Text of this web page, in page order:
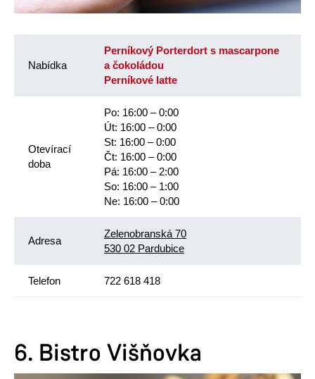
Nabídka
Perníkový Porterdort s mascarpone
a čokoládou
Perníkové latte
Otevírací
doba
Po: 16:00 – 0:00
Út: 16:00 – 0:00
St: 16:00 – 0:00
Čt: 16:00 – 0:00
Pá: 16:00 – 2:00
So: 16:00 – 1:00
Ne: 16:00 – 0:00
Adresa
Zelenobranská 70
530 02 Pardubice
Telefon 722 618 418
6. Bistro Višňovka